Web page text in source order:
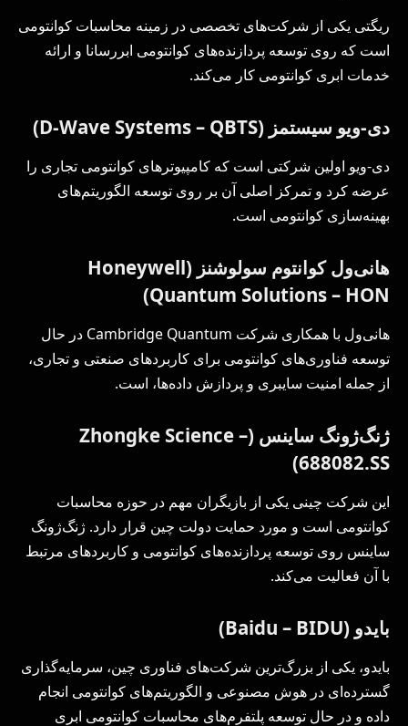
ریگتی یکی از شرکت‌های تخصصی در زمینه محاسبات کوانتومی
است که روی توسعه پردازنده‌های کوانتومی ابررسانا و ارائه
خدمات ابری کوانتومی کار می‌کند.
دی-ویو سیستمز (D-Wave Systems – QBTS)
دی-ویو اولین شرکتی است که کامپیوترهای کوانتومی تجاری را
عرضه کرد و تمرکز اصلی آن بر روی توسعه الگوریتم‌های
بهینه‌سازی کوانتومی است.
هانی‌ول کوانتوم سولوشنز (Honeywell
Quantum Solutions – HON)
هانی‌ول با همکاری شرکت Cambridge Quantum در حال
توسعه فناوری‌های کوانتومی برای کاربردهای صنعتی و تجاری،
از جمله امنیت سایبری و پردازش داده‌ها، است.
ژنگ‌ژونگ ساینس (Zhongke Science –
688082.SS)
این شرکت چینی یکی از بازیگران مهم در حوزه محاسبات
کوانتومی است و مورد حمایت دولت چین قرار دارد. ژنگ‌ژونگ
ساینس روی توسعه پردازنده‌های کوانتومی و کاربردهای مرتبط
با آن فعالیت می‌کند.
بایدو (Baidu – BIDU)
بایدو، یکی از بزرگ‌ترین شرکت‌های فناوری چین، سرمایه‌گذاری
گسترده‌ای در هوش مصنوعی و الگوریتم‌های کوانتومی انجام
داده و در حال توسعه پلتفرم‌های محاسبات کوانتومی ابری